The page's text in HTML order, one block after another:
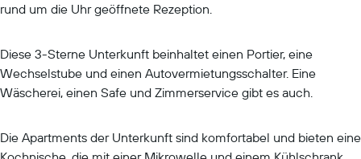
rund um die Uhr geöffnete Rezeption.
Diese 3-Sterne Unterkunft beinhaltet einen Portier, eine
Wechselstube und einen Autovermietungsschalter. Eine
Wäscherei, einen Safe und Zimmerservice gibt es auch.
Die Apartments der Unterkunft sind komfortabel und bieten eine